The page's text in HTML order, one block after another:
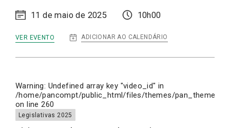
11 de maio de 2025 10h00
VER EVENTO ADICIONAR AO CALENDÁRIO
:
VILA
CONDE,
VARZIM
E
BICICLETAS
Warning: Undefined array key "video_id" in
/home/pancompt/public_html/files/themes/pan_theme/
on line260
Legislativas 2025